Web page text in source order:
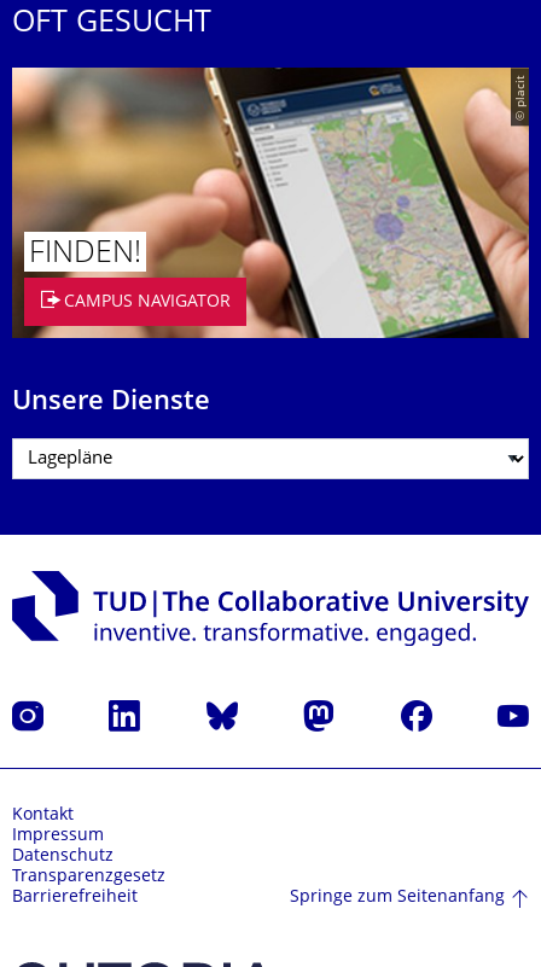
OFT GESUCHT
© placit
FINDEN!
CAMPUS NAVIGATOR
Unsere Dienste
Instagram LinkedIn Bluesky Mastodon Facebook
Kontakt
Impressum
Datenschutz
Transparenzgesetz
Barrierefreiheit
Springe zum Seitenanfang